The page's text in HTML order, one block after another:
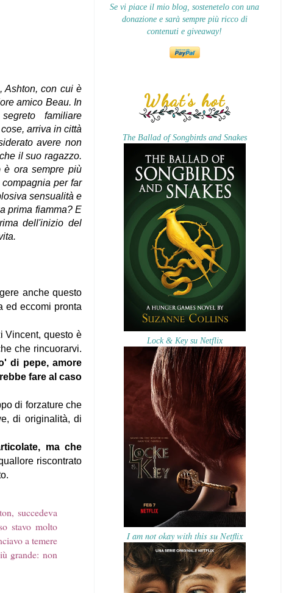
Ashton, con cui è
amico Beau. In
familiare
arriva in città
avere non
il suo ragazzo.
è ora sempre più
per far
sensualità e
prima fiamma? E
dell'inizio del
anche questo
ed eccomi pronta
Vincent, questo è
che rincuorarvi.
di pepe, amore
fare al caso
di forzature che
di originalità, di
ma che
riscontrato
succedeva
stavo molto
a temere
grande: non
Se vi piace il mio blog, sostenetelo con una
donazione e sarà sempre più ricco di
contenuti e giveaway!
What's hot
The Ballad of Songbirds and Snakes
Lock & Key su Netflix
I am not okay with this su Netflix